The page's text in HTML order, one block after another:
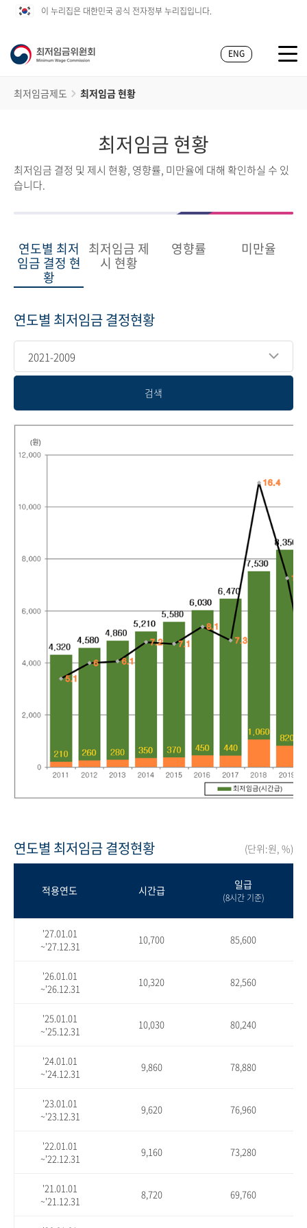
이 누리집은 대한민국 공식 전자정부 누리집입니다.
ENG
최저임금제도 최저임금 현황
최저임금 현황
최저임금 결정 및 제시 현황, 영향률, 미만율에 대해 확인하실 수 있
습니다.
연도별 최저
임금 결정 현
황
최저임금 제
시 현황
영향률 미만율
연도별 최저임금 결정현황
2021-2009
검색
연도별 최저임금 결정현황 (단위:원, %)
적용연도 시간급 일급
(8시간 기준)
'27.01.01
~'27.12.31
10,700 85,600
'26.01.01
~'26.12.31
10,320 82,560
'25.01.01
~'25.12.31
10,030 80,240
'24.01.01
~'24.12.31
9,860 78,880
'23.01.01
~'23.12.31
9,620 76,960
'22.01.01
~'22.12.31
9,160 73,280
'21.01.01
~'21.12.31
8,720 69,760